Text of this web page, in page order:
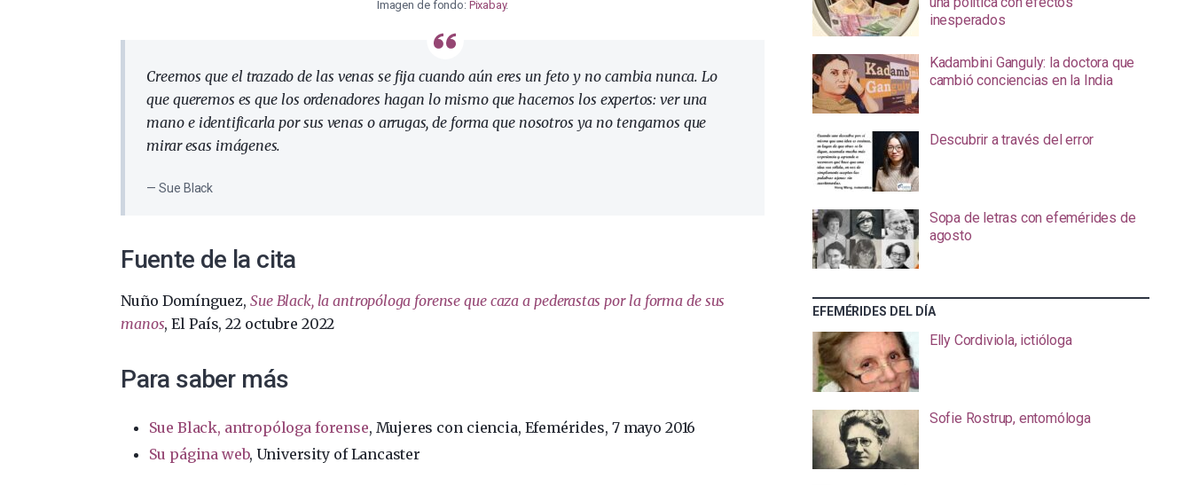
Imagen de fondo: Pixabay.
Creemos que el trazado de las venas se fija cuando aún eres un feto y no cambia nunca. Lo
que queremos es que los ordenadores hagan lo mismo que hacemos los expertos: ver una
mano e identificarla por sus venas o arrugas, de forma que nosotros ya no tengamos que
mirar esas imágenes.
Sue Black
Fuente de la cita
Nuño Domínguez, Sue Black, la antropóloga forense que caza a pederastas por la forma de sus
manos, El País, 22 octubre 2022
Para saber más
Sue Black, antropóloga forense, Mujeres con ciencia, Efemérides, 7 mayo 2016
Su página web, University of Lancaster
inesperados
Kadambini Ganguly: la doctora que
cambió conciencias en la India
Descubrir a través del error
Sopa de letras con efemérides de
agosto
EFEMÉRIDES DEL DÍA
Elly Cordiviola, ictióloga
Sofie Rostrup, entomóloga